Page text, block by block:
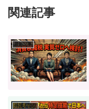
関連記事
最新記事
外国人問題